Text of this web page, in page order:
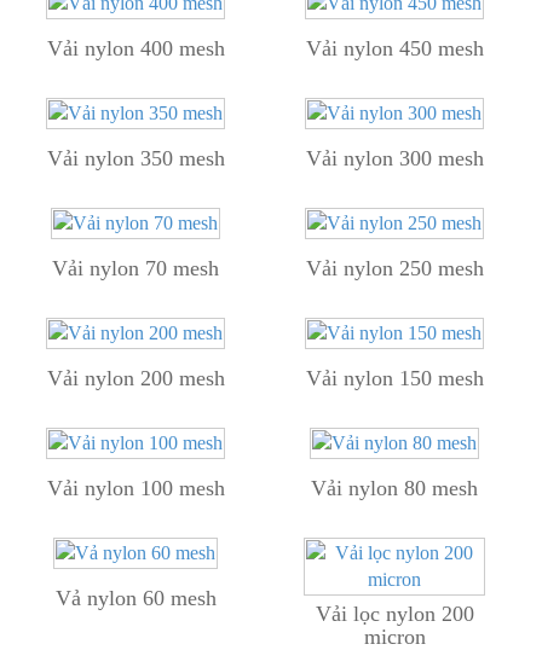
Vải nylon 400 mesh Vải nylon 450 mesh
Vải nylon 350 mesh Vải nylon 300 mesh
Vải nylon 70 mesh Vải nylon 250 mesh
Vải nylon 200 mesh Vải nylon 150 mesh
Vải nylon 100 mesh Vải nylon 80 mesh
Vả nylon 60 mesh
Vải lọc nylon 200
micron